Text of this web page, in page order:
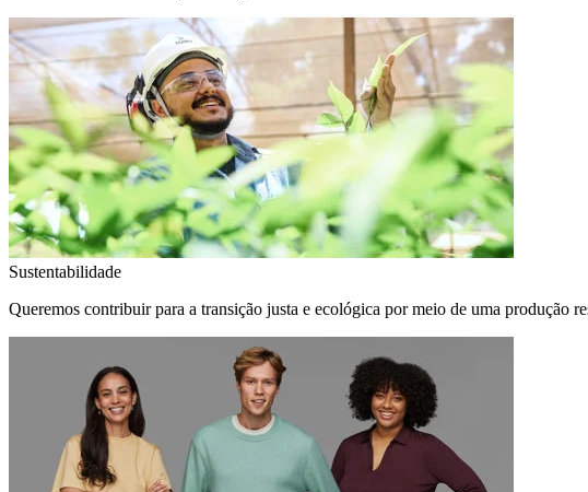
Sustentabilidade
Queremos contribuir para a transição justa e ecológica por meio de uma produção